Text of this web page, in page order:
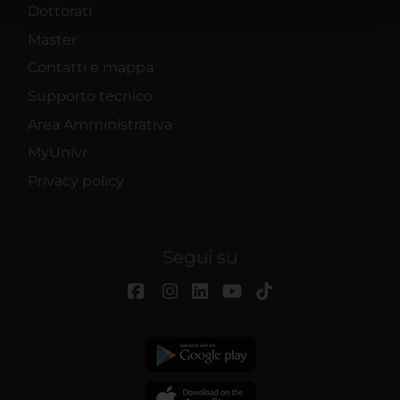
con altre informazioni che hai fornito loro o che hanno
raccolto dal tuo utilizzo dei loro servizi.
Dottorati
Master
Contatti e mappa
Supporto tecnico
Area Amministrativa
MyUnivr
Privacy policy
Segui su